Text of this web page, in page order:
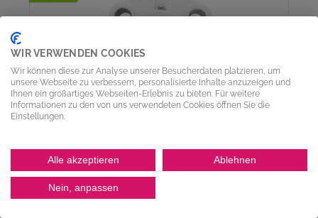
WIR VERWENDEN COOKIES
Wir können diese zur Analyse unserer Besucherdaten platzieren, um
unsere Webseite zu verbessern, personalisierte Inhalte anzuzeigen und
Ihnen ein großartiges Webseiten-Erlebnis zu bieten. Für weitere
Informationen zu den von uns verwendeten Cookies öffnen Sie die
Einstellungen.
Alle akzeptieren Ablehnen
Nein, anpassen